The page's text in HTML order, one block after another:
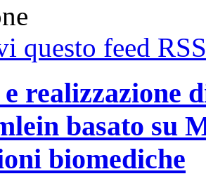
questo feed RSS
realizzazione
basato su
biomediche